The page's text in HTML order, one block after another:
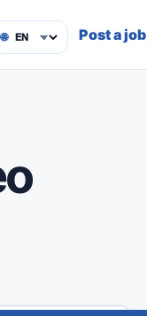
🌐 Post a job